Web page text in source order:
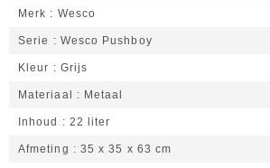
Merk Wesco
Serie Wesco Pushboy
Kleur Grijs
Materiaal Metaal
Inhoud 22 liter
Afmeting 35 x 35 x 63 cm